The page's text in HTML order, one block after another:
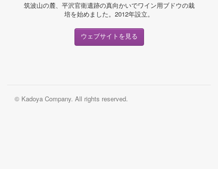
筑波山の麓、平沢官衛遺跡の真向かいでワイン用ブドウの栽
培を始めました。2012年設立。
ウェブサイトを見る
© Kadoya Company. All rights reserved.